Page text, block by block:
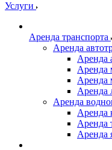
Услуги
Аренда транспорта
Аренда
Аренда
Аренда
Аренда
Аренда
Аренда
Аренда
Аренда
Аренда